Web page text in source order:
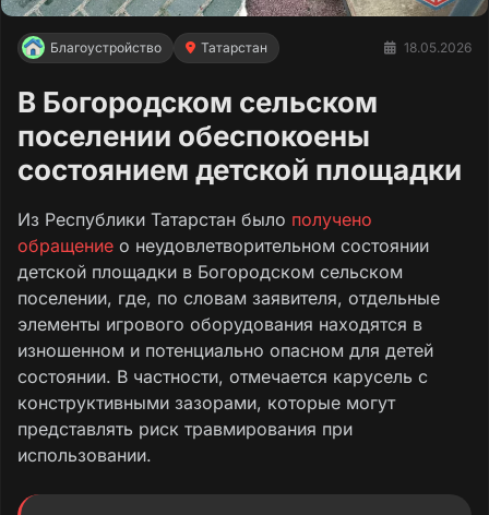
Благоустройство Татарстан 18.05.2026
В Богородском сельском
поселении обеспокоены
состоянием детской площадки
Из Республики Татарстан было получено
обращение о неудовлетворительном состоянии
детской площадки в Богородском сельском
поселении, где, по словам заявителя, отдельные
элементы игрового оборудования находятся в
изношенном и потенциально опасном для детей
состоянии. В частности, отмечается карусель с
конструктивными зазорами, которые могут
представлять риск травмирования при
использовании.